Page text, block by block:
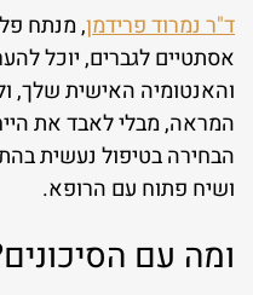
ד"ר נמרוד פרידמן, מנתח
אסתטיים לגברים, יוכל
והאנטומיה האישית שלך,
המראה, מבלי לאבד את
הבחירה בטיפול נעשית
ושיח פתוח עם הרופא.
ומה עם